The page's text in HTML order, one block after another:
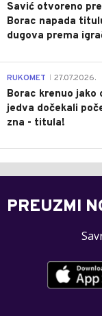
Savić otvoreno
Borac napada
dugova prema
RUKOMET 27.07.2026.
Borac krenuo jako
jedva dočekali
zna - titula!
PREUZMI